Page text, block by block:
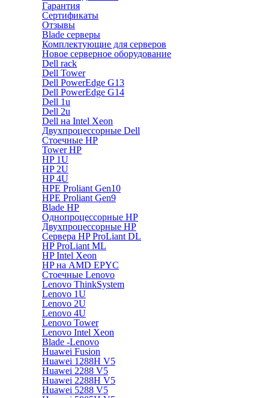
Гарантия
Сертификаты
Отзывы
Blade серверы
Комплектующие для серверов
Новое серверное оборудование
Dell rack
Dell Tower
Dell PowerEdge G13
Dell PowerEdge G14
Dell 1u
Dell 2u
Dell на Intel Xeon
Двухпроцессорные Dell
Стоечные HP
Tower HP
HP 1U
HP 2U
HP 4U
HPE Proliant Gen10
HPE Proliant Gen9
Blade HP
Однопроцессорные HP
Двухпроцессорные HP
Сервера HP ProLiant DL
HP ProLiant ML
HP Intel Xeon
HP на AMD EPYC
Стоечные Lenovo
Lenovo ThinkSystem
Lenovo 1U
Lenovo 2U
Lenovo 4U
Lenovo Tower
Lenovo Intel Xeon
Blade -Lenovo
Huawei Fusion
Huawei 1288H V5
Huawei 2288 V5
Huawei 2288H V5
Huawei 5288 V5